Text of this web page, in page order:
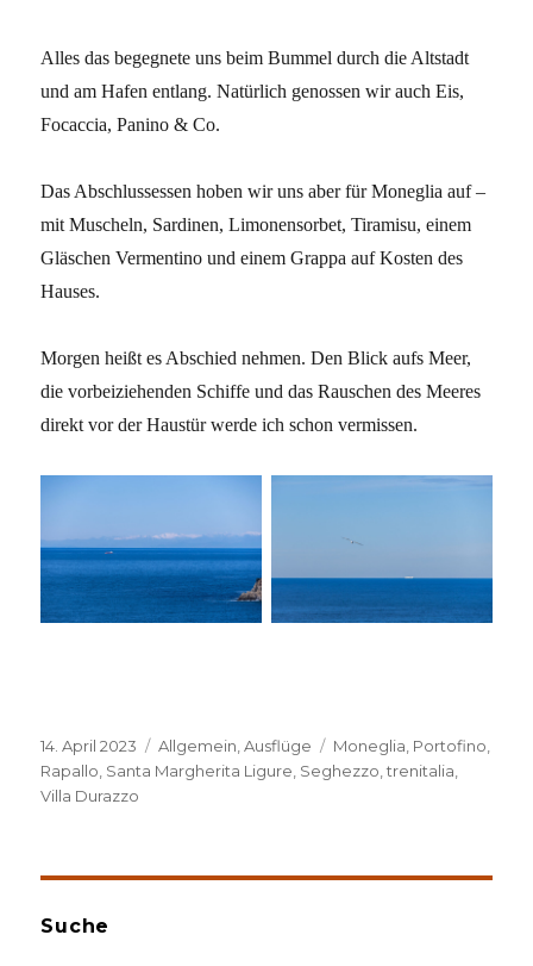
Alles das begegnete uns beim Bummel durch die Altstadt
und am Hafen entlang. Natürlich genossen wir auch Eis,
Focaccia, Panino & Co.
Das Abschlussessen hoben wir uns aber für Moneglia auf –
mit Muscheln, Sardinen, Limonensorbet, Tiramisu, einem
Gläschen Vermentino und einem Grappa auf Kosten des
Hauses.
Morgen heißt es Abschied nehmen. Den Blick aufs Meer,
die vorbeiziehenden Schiffe und das Rauschen des Meeres
direkt vor der Haustür werde ich schon vermissen.
Veröffentlicht
am
14. April 2023 Kategorien
Allgemein ,Ausflüge Schlagwörter
Moneglia Portofino
Rapallo Santa Margherita Ligure Seghezzo ,trenitalia
Villa Durazzo
Suche